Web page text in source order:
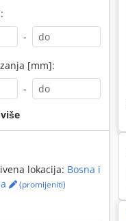
-
[mm]:
-
lokacija: Bosna i
(promijeniti)
Hyundai Hitachi